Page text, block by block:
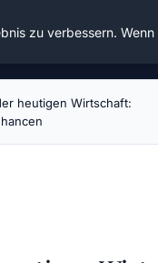
heutigen Wirtschaft:
zu verbessern.